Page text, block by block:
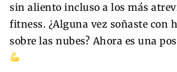
sin aliento incluso a los más
fitness. ¿Alguna vez soñaste con
sobre las nubes? Ahora es una